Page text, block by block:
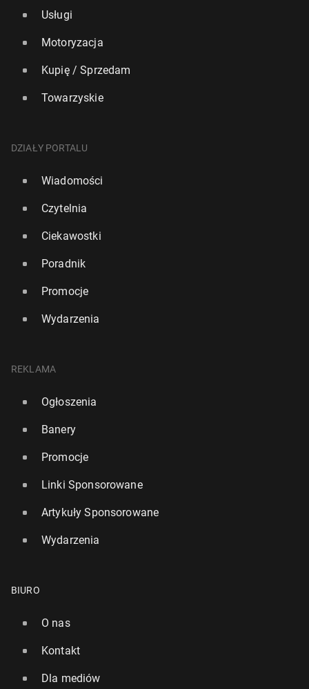
Usługi
Motoryzacja
Kupię / Sprzedam
Towarzyskie
DZIAŁY PORTALU
Wiadomości
Czytelnia
Ciekawostki
Poradnik
Promocje
Wydarzenia
REKLAMA
Ogłoszenia
Banery
Promocje
Linki Sponsorowane
Artykuły Sponsorowane
Wydarzenia
BIURO
O nas
Kontakt
Dla mediów